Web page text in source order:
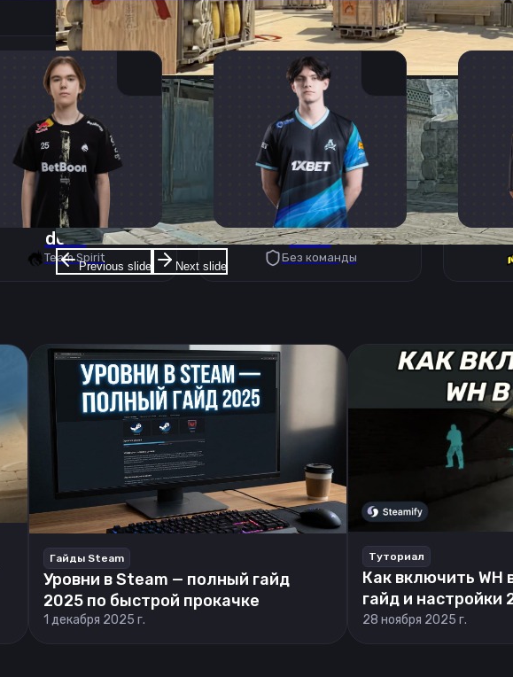
Previous slide Next slide
donk
Team Spirit
deko
Без команды
Гайды Steam
Уровни в Steam — полный гайд
2025 по быстрой прокачке
1 декабря 2025 г.
Туториал
Как включить WH
гайд и настройки
28 ноября 2025 г.